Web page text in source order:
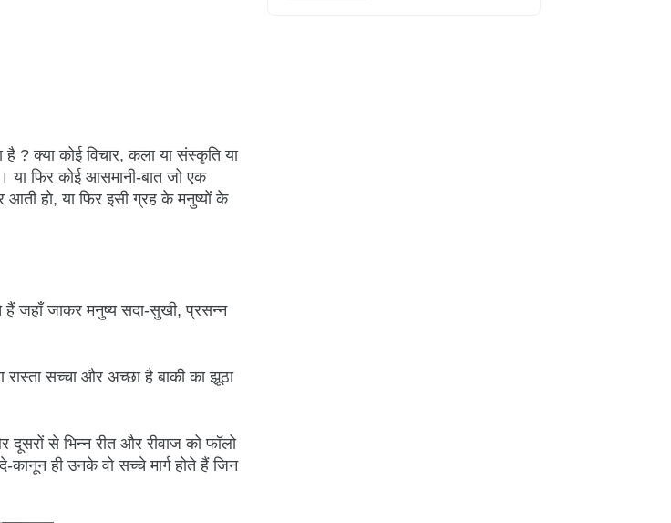
है ? क्या कोई विचार, कला या संस्कृति या
या फिर कोई आसमानी-बात जो एक
हो, या फिर इसी ग्रह के मनुष्यों के
हैं जहाँ जाकर मनुष्य सदा-सुखी, प्रसन्न
रास्ता सच्चा और अच्छा है बाकी का झूठा
से भिन्न रीत और रीवाज को फॉलो
ही उनके वो सच्चे मार्ग होते हैं जिन